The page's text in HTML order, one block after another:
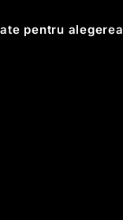
pentru alegerea